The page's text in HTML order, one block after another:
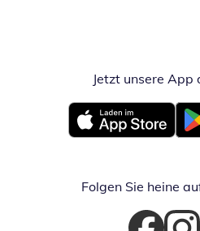
Jetzt unsere App
Öffnet in neuem
Folgen Sie heine